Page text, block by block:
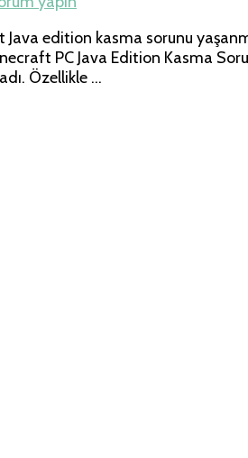
edition kasma sorunu
PC Java Edition Kasma
Özellikle …